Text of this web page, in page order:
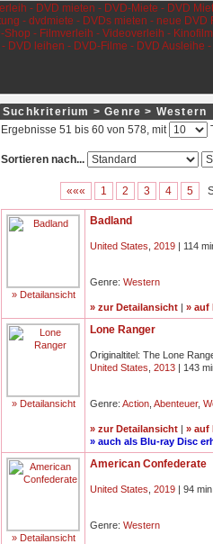
Suchkriterium > Genre > Western
Ergebnisse 51 bis 60 von 578, mit
Sortieren nach...
««« 1 2 3 4 5
» Detailansicht
Badland
United States 2019 | 114
Genre: Western
» zur Detailansicht | » auf
» Detailansicht
Lone Ranger
Originaltitel: The Lone
United States 2013 | 143
Genre: Action Abenteuer,
» zur Detailansicht | » auf
» auch als Blu-ray Disc
» Detailansicht
American Confederate
United States 2019 | 94
Genre: Western